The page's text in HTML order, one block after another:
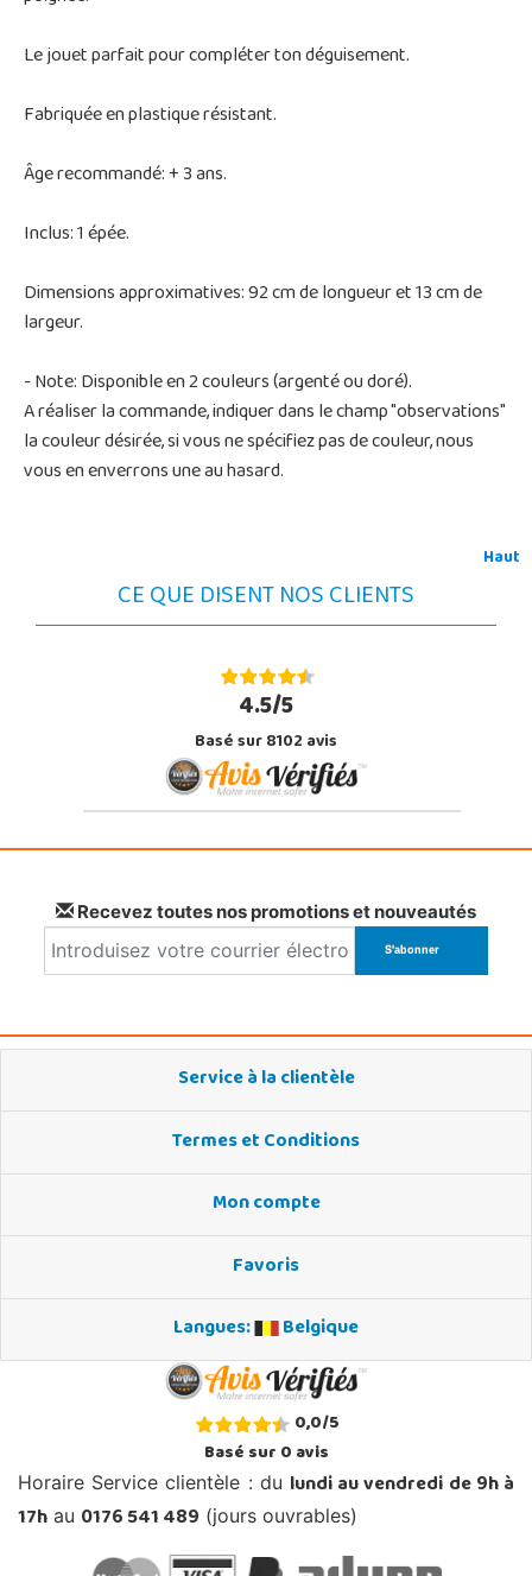
Le jouet parfait pour compléter ton déguisement.
Fabriquée en plastique résistant.
Âge recommandé: + 3 ans.
Inclus: 1 épée.
Dimensions approximatives: 92 cm de longueur et 13 cm de
largeur.
- Note: Disponible en 2 couleurs (argenté ou doré).
A réaliser la commande, indiquer dans le champ "observations"
la couleur désirée, si vous ne spécifiez pas de couleur, nous
vous en enverrons une au hasard.
Haut
CE QUE DISENT NOS CLIENTS
4.5/5
Basé sur 8102 avis
Recevez toutes nos promotions et nouveautés
Service à la clientèle
Termes et Conditions
Mon compte
Favoris
Langues:
Belgique
0,0/5
Basé sur0avis
Horaire Service clientèle : du lundi au vendredi de 9h à
17h au 0176 541 489 (jours ouvrables)